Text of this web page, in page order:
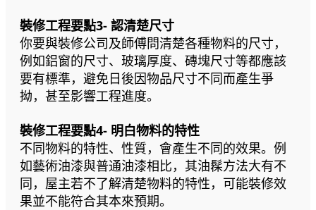
裝修工程要點3- 認清楚尺寸
你要與裝修公司及師傅問清楚各種物料的尺寸，
例如鋁窗的尺寸、玻璃厚度、磚塊尺寸等都應該
要有標準，避免日後因物品尺寸不同而產生爭
拗，甚至影響工程進度。
裝修工程要點4- 明白物料的特性
不同物料的特性、性質，會產生不同的效果。例
如藝術油漆與普通油漆相比，其油髹方法大有不
同，屋主若不了解清楚物料的特性，可能裝修效
果並不能符合其本來預期。